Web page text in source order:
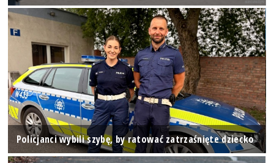
Policjanci wybili szybę, by ratować zatrzaśnięte dziecko